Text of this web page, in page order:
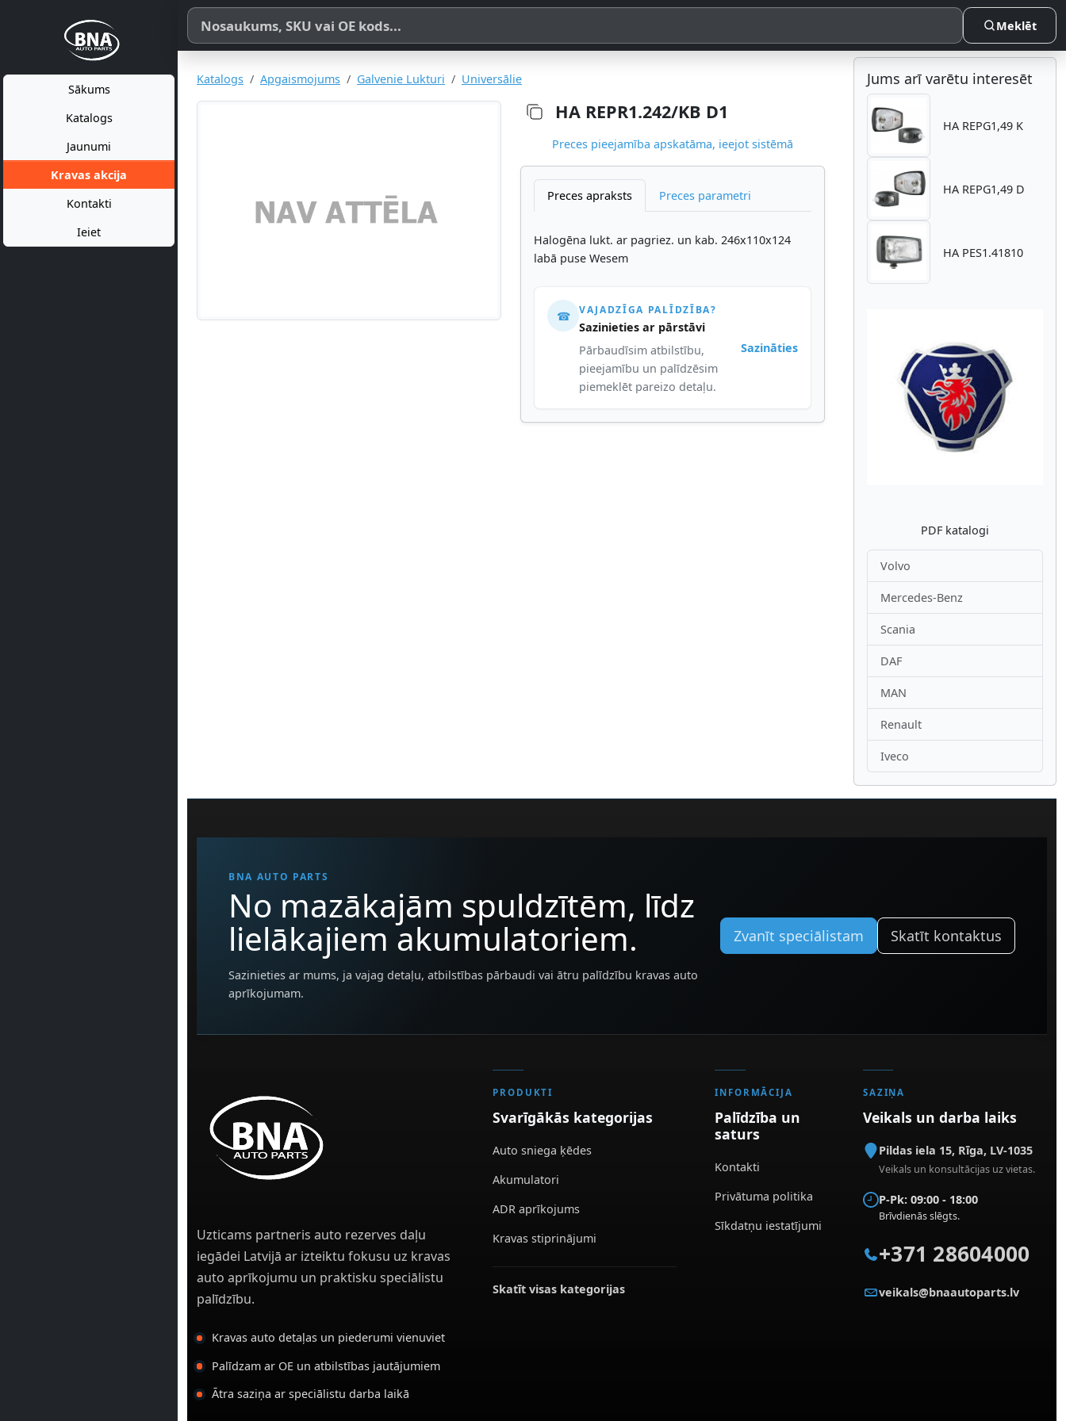
Sākums
Katalogs
Jaunumi
Kravas akcija
Kontakti
Ieiet
Meklēt pēc produkta nosaukuma, SKU vai OE koda
Meklēt
Katalogs Apgaismojums Galvenie Lukturi Universālie
HA REPR1.242/KB D1
Preces pieejamība apskatāma, ieejot sistēmā
Preces apraksts Preces parametri
Halogēna lukt. ar pagriez. un kab. 246x110x124
labā puse Wesem
☎ VAJADZĪGA PALĪDZĪBA?
Sazinieties ar pārstāvi
Pārbaudīsim atbilstību,
pieejamību un palīdzēsim
piemeklēt pareizo detaļu.
Sazināties
Jums arī varētu interesēt
HA REPG1,49 K
HA REPG1,49 D
HA PES1.41810
Atpakaļ
PDF katalogi
Volvo
Mercedes-Benz
Scania
DAF
MAN
Renault
Iveco
BNA AUTO PARTS
No mazākajām spuldzītēm, līdz
lielākajiem akumulatoriem.
Sazinieties ar mums, ja vajag detaļu, atbilstības pārbaudi vai ātru palīdzību kravas auto
aprīkojumam.
Zvanīt speciālistam Skatīt kontaktus
Uzticams partneris auto rezerves daļu
iegādei Latvijā ar izteiktu fokusu uz kravas
auto aprīkojumu un praktisku speciālistu
palīdzību.
Kravas auto detaļas un piederumi vienuviet
Palīdzam ar OE un atbilstības jautājumiem
Ātra saziņa ar speciālistu darba laikā
PRODUKTI
Svarīgākās kategorijas
Auto sniega ķēdes
Akumulatori
ADR aprīkojums
Kravas stiprinājumi
Skatīt visas kategorijas
INFORMĀCIJA
Palīdzība un
saturs
Kontakti
Privātuma politika
Sīkdatņu iestatījumi
SAZIŅA
Veikals un darba laiks
Pildas iela 15, Rīga, LV-1035
Veikals un konsultācijas uz vietas.
P-Pk: 09:00 - 18:00
Brīvdienās slēgts.
+371 28604000
veikals@bnaautoparts.lv